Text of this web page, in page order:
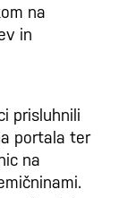
na
in
prisluhnili
portala ter
na